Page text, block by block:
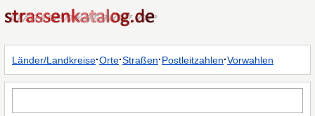
Länder/Landkreise·Orte·Straßen·Postleitzahlen·Vorwahlen